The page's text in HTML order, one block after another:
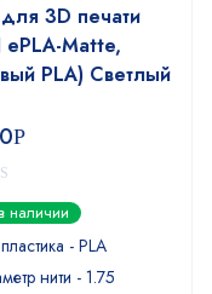
3D печати
ePLA-Matte,
PLA) Cветлый
Р
наличии
- PLA
нити - 1.75